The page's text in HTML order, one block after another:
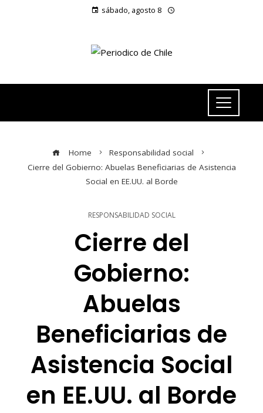
sábado, agosto 8
Home
Responsabilidad social
Cierre del Gobierno: Abuelas Beneficiarias de Asistencia
Social en EE.UU. al Borde
RESPONSABILIDAD SOCIAL
Cierre del
Gobierno:
Abuelas
Beneficiarias de
Asistencia Social
en EE.UU. al Borde